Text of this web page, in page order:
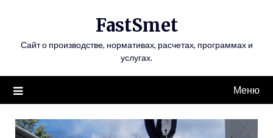
FastSmet
Сайт о производстве, нормативах, расчетах, программах и
услугах.
Меню